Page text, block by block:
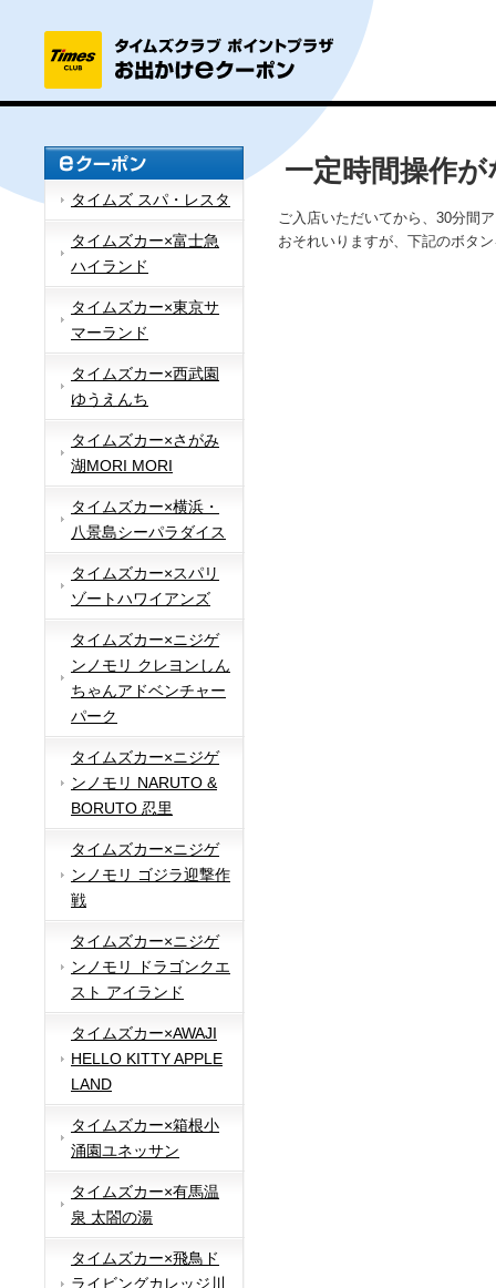
タイムズ スパ・レスタ
タイムズカー×富士急
ハイランド
タイムズカー×東京サ
マーランド
タイムズカー×西武園
ゆうえんち
タイムズカー×さがみ
湖MORI MORI
タイムズカー×横浜・
八景島シーパラダイス
タイムズカー×スパリ
ゾートハワイアンズ
タイムズカー×ニジゲ
ンノモリ クレヨンしん
ちゃんアドベンチャー
パーク
タイムズカー×ニジゲ
ンノモリ NARUTO &
BORUTO 忍里
タイムズカー×ニジゲ
ンノモリ ゴジラ迎撃作
戦
タイムズカー×ニジゲ
ンノモリ ドラゴンクエ
スト アイランド
タイムズカー×AWAJI
HELLO KITTY APPLE
LAND
タイムズカー×箱根小
涌園ユネッサン
タイムズカー×有馬温
泉 太閤の湯
タイムズカー×飛鳥ド
ライビングカレッジ川
一定時間操作
ご入店いただいてから、30分間
おそれいりますが、下記のボタ